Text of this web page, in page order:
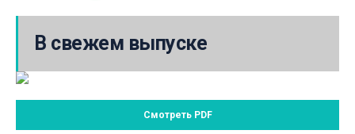
В свежем выпуске
Смотреть PDF